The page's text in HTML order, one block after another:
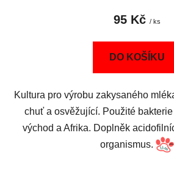
95 Kč / ks
DO KOŠÍKU
Kultura pro výrobu zakysaného
chuť a osvěžující. Použité
východ a Afrika. Doplněk
organismus.